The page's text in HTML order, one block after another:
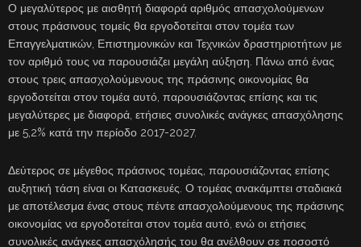
Ο μεγαλύτερος με αισθητή διαφορά αριθμός απασχολούμενων
στους πράσινους τομείς θα εργοδοτείται στον τομέα των
Επαγγελματικών, Επιστημονικών και Τεχνικών δραστηριοτήτων με
τον αριθμό τους να παρουσιάζει μεγάλη αύξηση. Πάνω από ένας
στους τρεις απασχολούμενους της πράσινης οικονομίας θα
εργοδοτείται στον τομέα αυτό, παρουσιάζοντας επίσης και τις
μεγαλύτερες με διαφορά, ετήσιες συνολικές ανάγκες απασχόλησης
με 5,2% κατά την περίοδο 2017-2027.
Δεύτερος σε μέγεθος πράσινος τομέας, παρουσιάζοντας επίσης
αυξητική τάση είναι οι Κατασκευές. Ο τομέας ανακάμπτει σταδιακά
με αποτέλεσμα ένας στους πέντε απασχολούμενους της πράσινης
οικονομίας να εργοδοτείται στον τομέα αυτό, ενώ οι ετήσιες
συνολικές ανάγκες απασχόλησής του θα ανέλθουν σε ποσοστό